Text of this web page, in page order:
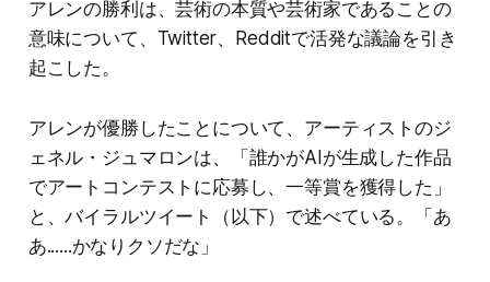
アレンの勝利は、芸術の本質や芸術家であることの
意味について、Twitter、Redditで活発な議論を引き
起こした。
アレンが優勝したことについて、アーティストのジ
ェネル・ジュマロンは、「誰かがAIが生成した作品
でアートコンテストに応募し、一等賞を獲得した」
と、バイラルツイート（以下）で述べている。「あ
あ......かなりクソだな」